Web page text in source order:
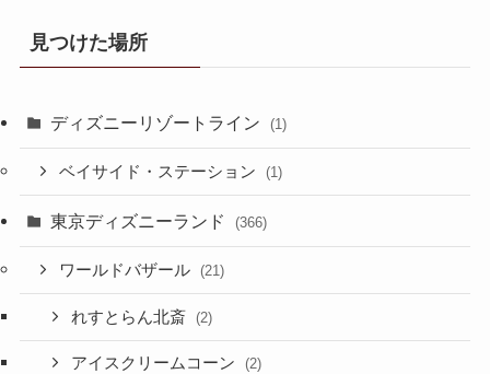
見つけた場所
ディズニーリゾートライン (1)
ベイサイド・ステーション (1)
東京ディズニーランド (366)
ワールドバザール (21)
れすとらん北斎 (2)
アイスクリームコーン (2)